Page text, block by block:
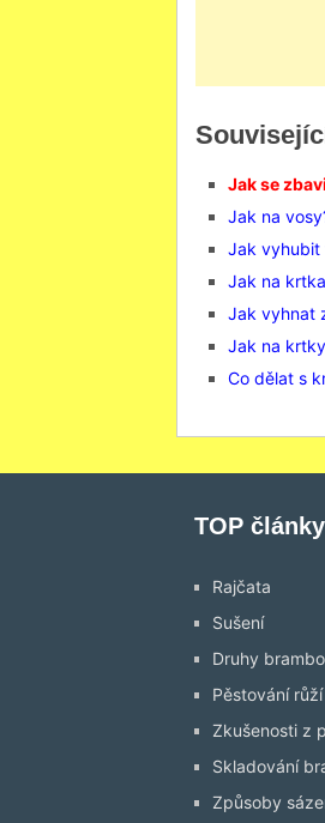
Jak se
Jak na
Jak vyhubit
Jak na
Jak vyhnat
Jak na
Co dělat s
TOP články
Rajčata
Sušení
Druhy
Pěstování růží
Zkušenosti z
Skladování
Způsoby